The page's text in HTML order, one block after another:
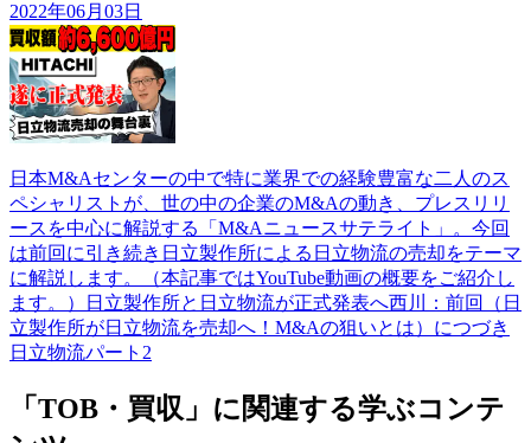
2022年06月03日
日本M&Aセンターの中で特に業界での経験豊富な二人のス
ペシャリストが、世の中の企業のM&Aの動き、プレスリリ
ースを中心に解説する「M&Aニュースサテライト」。今回
は前回に引き続き日立製作所による日立物流の売却をテーマ
に解説します。（本記事ではYouTube動画の概要をご紹介し
ます。）日立製作所と日立物流が正式発表へ西川：前回（日
立製作所が日立物流を売却へ！M&Aの狙いとは）につづき
日立物流パート2
「TOB・買収」に関連する学ぶコンテ